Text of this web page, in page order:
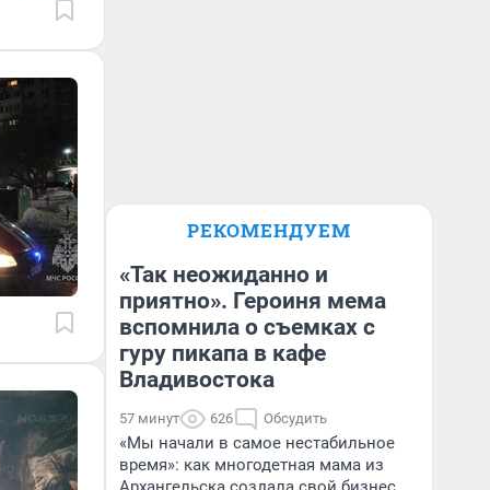
РЕКОМЕНДУЕМ
«Так неожиданно и
приятно». Героиня мема
вспомнила о съемках с
гуру пикапа в кафе
Владивостока
57 минут 626 Обсудить
«Мы начали в самое нестабильное
время»: как многодетная мама из